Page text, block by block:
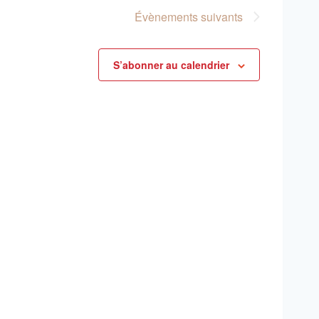
Évènementssuivants
S’abonner au calendrier